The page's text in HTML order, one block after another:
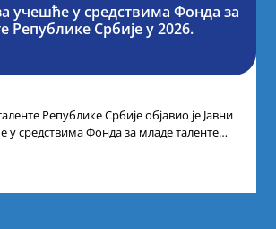
учешће у средствима Фонда за
Републике Србије у 2026.
Републике Србије објавио је Јавни
у средствима Фонда за младе таленте